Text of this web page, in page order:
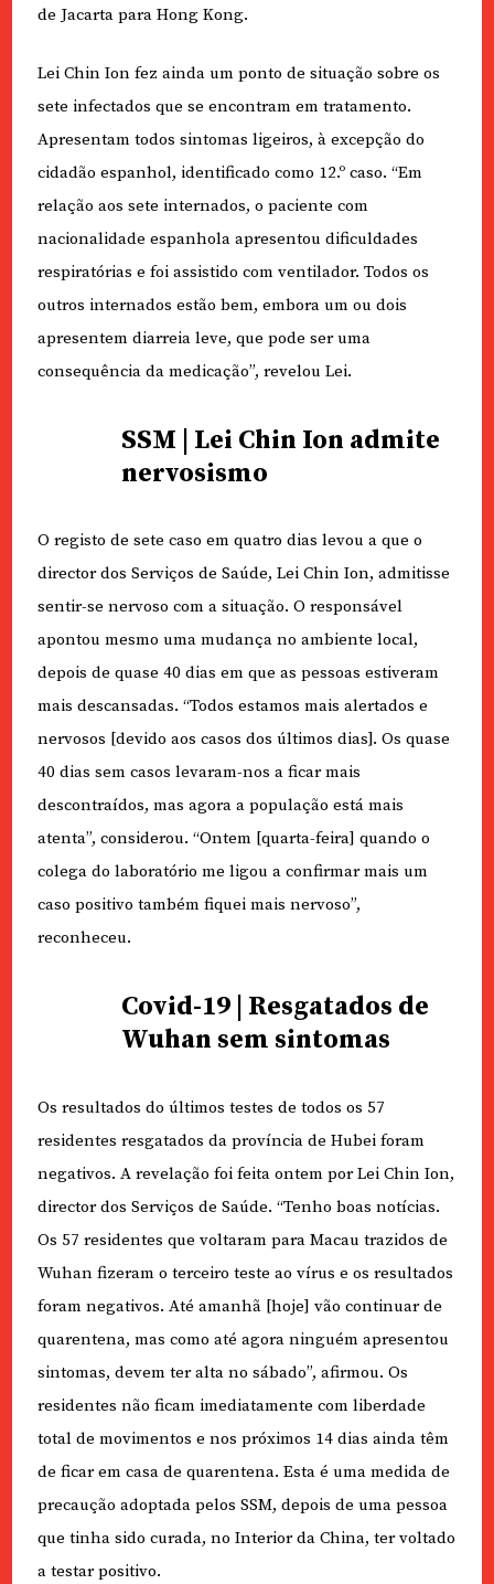
de Jacarta para Hong Kong.
Lei Chin Ion fez ainda um ponto de situação sobre os
sete infectados que se encontram em tratamento.
Apresentam todos sintomas ligeiros, à excepção do
cidadão espanhol, identificado como 12.º caso. “Em
relação aos sete internados, o paciente com
nacionalidade espanhola apresentou dificuldades
respiratórias e foi assistido com ventilador. Todos os
outros internados estão bem, embora um ou dois
apresentem diarreia leve, que pode ser uma
consequência da medicação”, revelou Lei.
SSM | Lei Chin Ion admite
nervosismo
O registo de sete caso em quatro dias levou a que o
director dos Serviços de Saúde, Lei Chin Ion, admitisse
sentir-se nervoso com a situação. O responsável
apontou mesmo uma mudança no ambiente local,
depois de quase 40 dias em que as pessoas estiveram
mais descansadas. “Todos estamos mais alertados e
nervosos [devido aos casos dos últimos dias]. Os quase
40 dias sem casos levaram-nos a ficar mais
descontraídos, mas agora a população está mais
atenta”, considerou. “Ontem [quarta-feira] quando o
colega do laboratório me ligou a confirmar mais um
caso positivo também fiquei mais nervoso”,
reconheceu.
Covid-19 | Resgatados de
Wuhan sem sintomas
Os resultados do últimos testes de todos os 57
residentes resgatados da província de Hubei foram
negativos. A revelação foi feita ontem por Lei Chin Ion,
director dos Serviços de Saúde. “Tenho boas notícias.
Os 57 residentes que voltaram para Macau trazidos de
Wuhan fizeram o terceiro teste ao vírus e os resultados
foram negativos. Até amanhã [hoje] vão continuar de
quarentena, mas como até agora ninguém apresentou
sintomas, devem ter alta no sábado”, afirmou. Os
residentes não ficam imediatamente com liberdade
total de movimentos e nos próximos 14 dias ainda têm
de ficar em casa de quarentena. Esta é uma medida de
precaução adoptada pelos SSM, depois de uma pessoa
que tinha sido curada, no Interior da China, ter voltado
a testar positivo.